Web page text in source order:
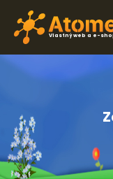
Vlastný web a e-